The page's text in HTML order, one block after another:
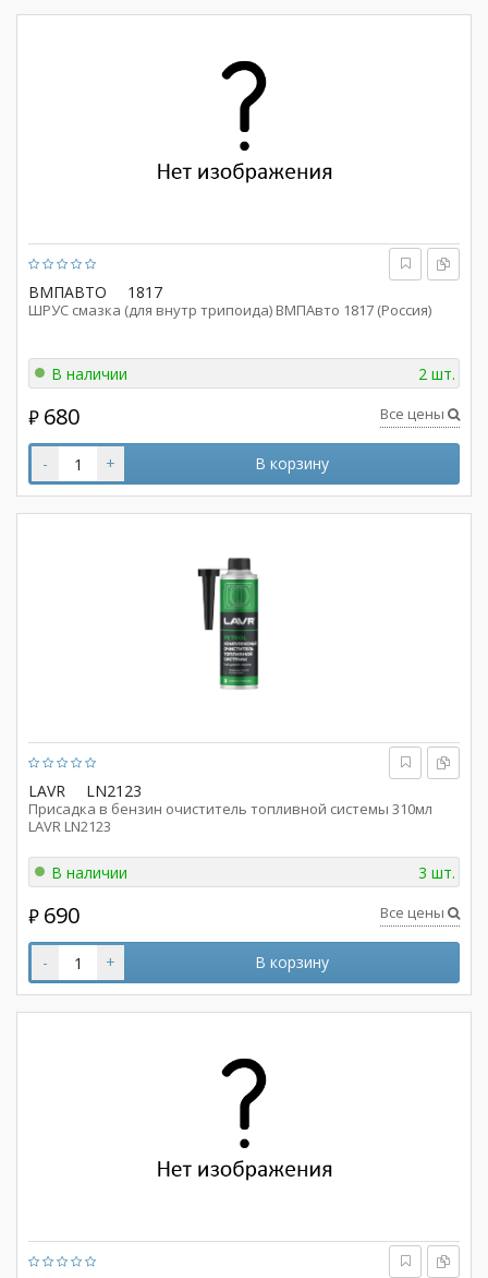
ВМПАВТО 1817
ШРУС смазка (для внутр трипоида) ВМПАвто 1817 (Россия)
В наличии 2 шт.
₽ 680 Все цены
- + В корзину
LAVR LN2123
Присадка в бензин очиститель топливной системы 310мл
LAVR LN2123
В наличии 3 шт.
₽ 690 Все цены
- + В корзину